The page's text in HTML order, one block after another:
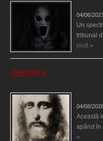
04/06/
Un
tribunal
mult »
CREDINȚĂ
04/08/
Această
apărut în
»